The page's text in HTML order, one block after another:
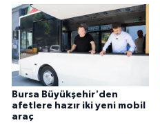
Bursa Büyükşehir'den
afetlere hazır iki yeni mobil
araç